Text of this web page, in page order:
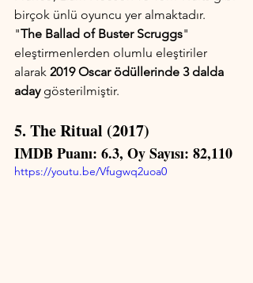
birçok ünlü oyuncu yer almaktadır.
"The Ballad of Buster Scruggs"
eleştirmenlerden olumlu eleştiriler
alarak 2019 Oscar ödüllerinde 3 dalda
aday gösterilmiştir.
5. The Ritual (2017)
IMDB Puanı: 6.3, Oy Sayısı: 82,110
https://youtu.be/Vfugwq2uoa0